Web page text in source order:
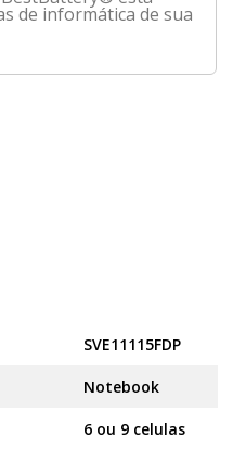
de informática de sua
SVE11115FDP
Notebook
6 ou 9 celulas